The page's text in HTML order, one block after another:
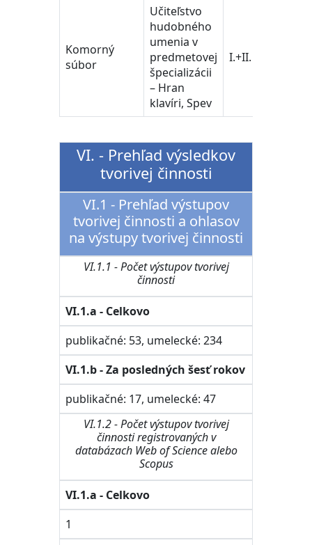
Komorný
súbor
Učiteľstvo
hudobného
umenia v
predmetovej
špecializácii
– Hran
klavíri, Spev
I.+II.
VI. - Prehľad výsledkov
tvorivej činnosti
VI.1 - Prehľad výstupov
tvorivej činnosti a ohlasov
na výstupy tvorivej činnosti
VI.1.1 - Počet výstupov tvorivej
činnosti
VI.1.a - Celkovo
publikačné: 53, umelecké: 234
VI.1.b - Za posledných šesť rokov
publikačné: 17, umelecké: 47
VI.1.2 - Počet výstupov tvorivej
činnosti registrovaných v
databázach Web of Science alebo
Scopus
VI.1.a - Celkovo
1